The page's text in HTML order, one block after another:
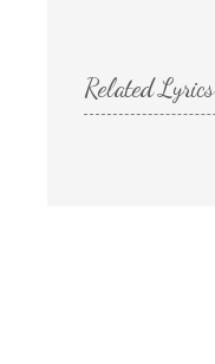
Related Lyrics